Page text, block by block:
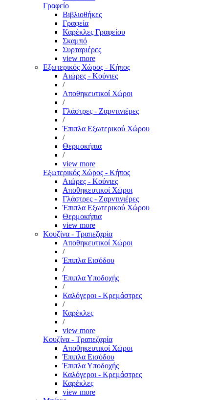
Γραφείο
Βιβλιοθήκες
Γραφεία
Καρέκλες Γραφείου
Σκαμπό
Συρταριέρες
view more
Εξωτερικός Χώρος - Κήπος
Αιώρες - Κούνιες
/
Αποθηκευτικοί Χώροι
/
Γλάστρες - Ζαρντινιέρες
/
Έπιπλα Εξωτερικού Χώρου
/
Θερμοκήπια
/
view more
Εξωτερικός Χώρος - Κήπος
Αιώρες - Κούνιες
Αποθηκευτικοί Χώροι
Γλάστρες - Ζαρντινιέρες
Έπιπλα Εξωτερικού Χώρου
Θερμοκήπια
view more
Κουζίνα - Τραπεζαρία
Αποθηκευτικοί Χώροι
/
Έπιπλα Εισόδου
/
Έπιπλα Υποδοχής
/
Καλόγεροι - Κρεμάστρες
/
Καρέκλες
/
view more
Κουζίνα - Τραπεζαρία
Αποθηκευτικοί Χώροι
Έπιπλα Εισόδου
Έπιπλα Υποδοχής
Καλόγεροι - Κρεμάστρες
Καρέκλες
view more